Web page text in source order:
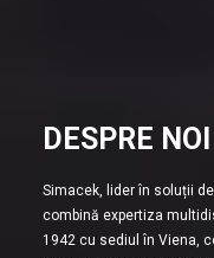
DESPRE NOI
Simacek, lider în soluții
combină expertiza
1942 cu sediul în Viena,